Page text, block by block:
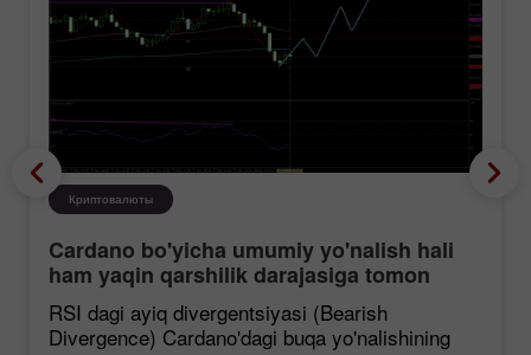
Криптовалюты
Cardano bo'yicha umumiy yo'nalish hali
ham yaqin qarshilik darajasiga tomon
mustahkamlanmoqda, garchi korreksiya
ehtimoli mavjud bo'lsa ham.
RSI dagi ayiq divergentsiyasi (Bearish
Divergence) Cardano'dagi buqa yo'nalishining